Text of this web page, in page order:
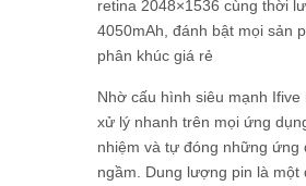
retina 2048×1536 cùng thời
4050mAh, đánh bật mọi sản
phân khúc giá rẻ
Nhờ cấu hình siêu mạnh Ifive
xử lý nhanh trên mọi ứng
nhiệm và tự đóng những ứng
ngầm. Dung lượng pin là một